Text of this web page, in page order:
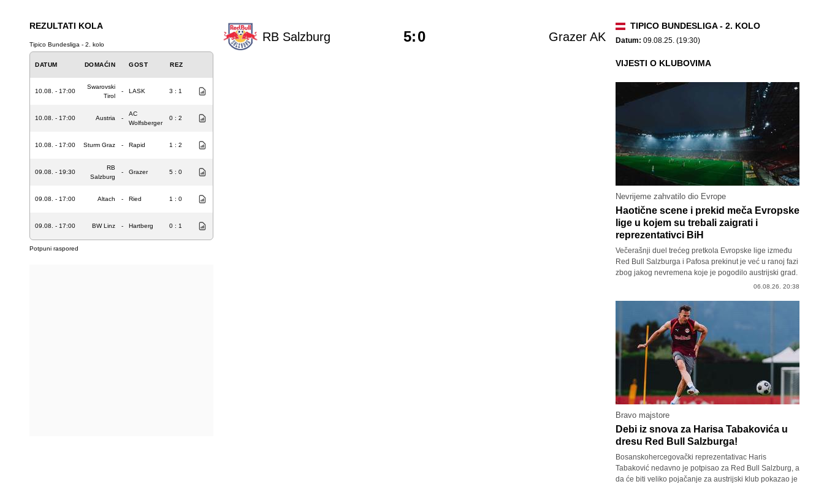
REZULTATI KOLA
Tipico Bundesliga - 2. kolo
DATUM DOMAĆIN GOST REZ
10.08. - 17:00
Swarovski
Tirol
- LASK 3 : 1
10.08. - 17:00 Austria -
AC
Wolfsberger
0 : 2
10.08. - 17:00 Sturm Graz - Rapid 1 : 2
09.08. - 19:30
RB
Salzburg
- Grazer 5 : 0
09.08. - 17:00 Altach - Ried 1 : 0
09.08. - 17:00 BW Linz - Hartberg 0 : 1
Potpuni raspored
RB Salzburg Grazer AK
5:0
TIPICO BUNDESLIGA - 2. KOLO
Datum: 09.08.25. (19:30)
VIJESTI O KLUBOVIMA
Nevrijeme zahvatilo dio Evrope
Haotične scene i prekid meča Evropske
lige u kojem su trebali zaigrati i
reprezentativci BiH
Večerašnji duel trećeg pretkola Evropske lige između
Red Bull Salzburga i Pafosa prekinut je već u ranoj fazi
zbog jakog nevremena koje je pogodilo austrijski grad.
06.08.26. 20:38
Bravo majstore
Debi iz snova za Harisa Tabakovića u
dresu Red Bull Salzburga!
Bosanskohercegovački reprezentativac Haris
Tabaković nedavno je potpisao za Red Bull Salzburg, a
da će biti veliko pojačanje za austrijski klub pokazao je